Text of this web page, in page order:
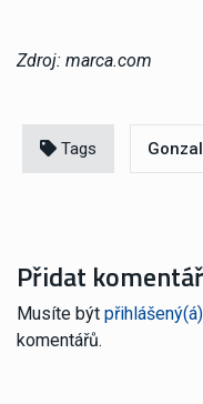
Zdroj: marca.com
Tags
Přidat komentář
Musíte být přihlášený(á)
komentářů.